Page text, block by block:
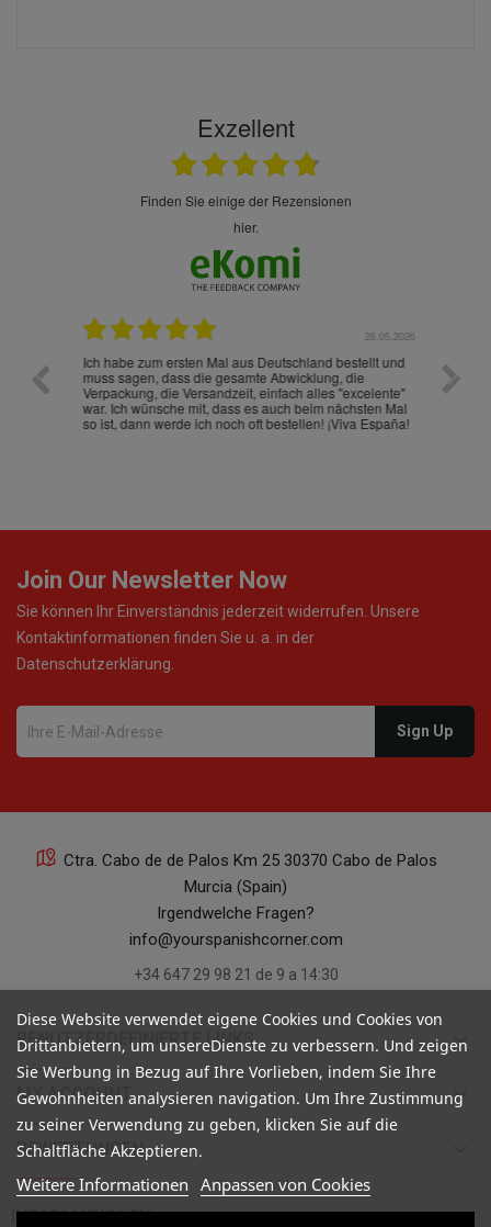
Exzellent
finden Sie einige der Rezensionen
hier.
28.05.2026
Ich habe zum ersten Mal aus Deutschland bestellt und
muss sagen, dass die gesamte Abwicklung, die
Verpackung, die Versandzeit, einfach alles "excelente"
war. Ich wünsche mit, dass es auch beim nächsten Mal
so ist, dann werde ich noch oft bestellen! ¡Viva España!
Die
gut
ist
Join Our Newsletter Now
Sie können Ihr Einverständnis jederzeit widerrufen. Unsere
Kontaktinformationen finden Sie u. a. in der
Datenschutzerklärung.
Ctra. Cabo de de Palos Km 25 30370 Cabo de Palos
Murcia (Spain)
Irgendwelche Fragen?
info@yourspanishcorner.com
+34 647 29 98 21 de 9 a 14:30
BENUTZERDEFINIERTE LINKS keyboard_arrow_down
MY ACCOUNT keyboard_arrow_down
BEWERTUNGEN
INFORMATIONEN 
Diese Website verwendet eigene Cookies und Cookies von
Drittanbietern, um unsereDienste zu verbessern. Und zeigen
Sie Werbung in Bezug auf Ihre Vorlieben, indem Sie Ihre
Gewohnheiten analysieren navigation. Um Ihre Zustimmung
zu seiner Verwendung zu geben, klicken Sie auf die
Schaltfläche Akzeptieren.
Weitere Informationen Anpassen von Cookies